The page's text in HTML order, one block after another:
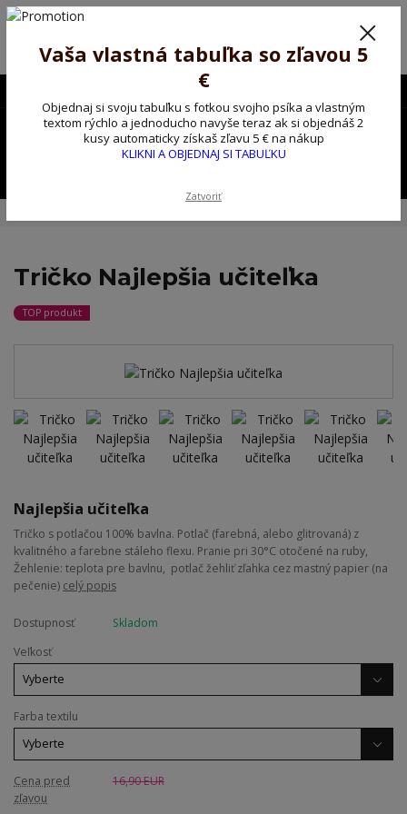
Poprosíme ctených zákazníkov o trpezlivosť, v tomto období máme
Preto sme Vám pripravili malý darček ako ospravedlnenie.
!!! ZĽAVA 5€ na PRVÚ objednávku nad 30€ s kódom pozorpes5 !!!
0,00 EUR
Tričko Najlepšia učiteľka
TOP produkt
Najlepšia učiteľka
Tričko s potlačou 100% bavlna. Potlač (farebná, alebo glitrovaná) z
kvalitného a farebne stáleho flexu. Pranie pri 30°C otočené na ruby,
Žehlenie: teplota pre bavlnu, potlač žehliť zľahka cez mastný papier (na
pečenie) celý popis
Dostupnosť
Skladom
Veľkosť
Farba textilu
Cena pred
zľavou
16,90 EUR
Vaša vlastná tabuľka so zľavou 5
€
Objednaj si svoju tabuľku s fotkou svojho psíka a vlastným
textom rýchlo a jednoducho navyše teraz ak si objednáš 2
kusy automaticky získaš zľavu 5 € na nákup
KLIKNI A OBJEDNAJ SI TABUĽKU
Zatvoriť